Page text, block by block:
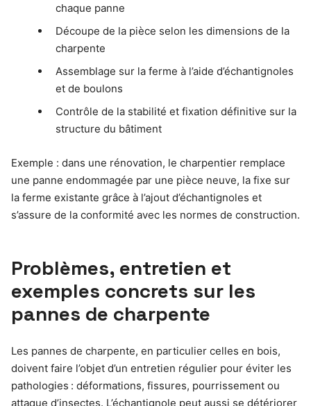
chaque panne
Découpe de la pièce selon les dimensions de la
charpente
Assemblage sur la ferme à l’aide d’échantignoles
et de boulons
Contrôle de la stabilité et fixation définitive sur la
structure du bâtiment
Exemple : dans une rénovation, le charpentier remplace
une panne endommagée par une pièce neuve, la fixe sur
la ferme existante grâce à l’ajout d’échantignoles et
s’assure de la conformité avec les normes de construction.
Problèmes, entretien et
exemples concrets sur les
pannes de charpente
Les pannes de charpente, en particulier celles en bois,
doivent faire l’objet d’un entretien régulier pour éviter les
pathologies : déformations, fissures, pourrissement ou
attaque d’insectes. L’échantignole peut aussi se détériorer